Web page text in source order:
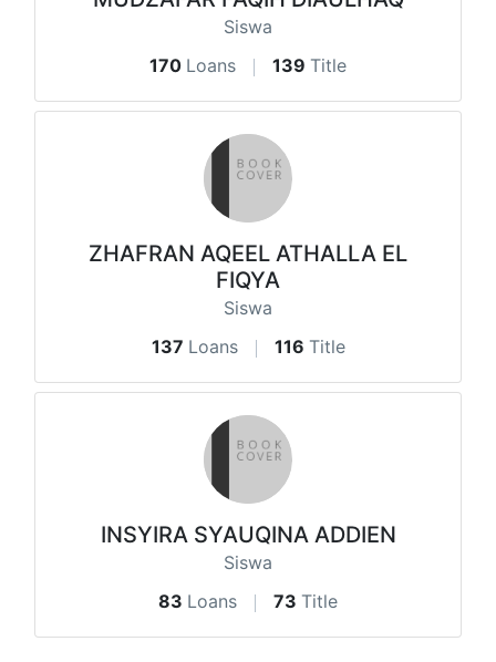
Siswa
170 Loans 139 Title
ZHAFRAN AQEEL ATHALLA EL
FIQYA
Siswa
137 Loans 116 Title
INSYIRA SYAUQINA ADDIEN
Siswa
83 Loans 73 Title